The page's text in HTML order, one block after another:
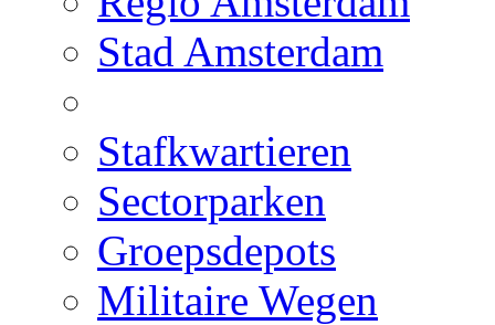
Stad Amsterdam
Stafkwartieren
Sectorparken
Groepsdepots
Militaire Wegen